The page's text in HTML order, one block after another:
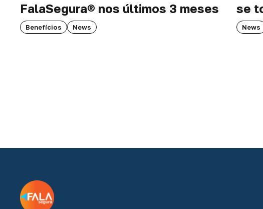
FalaSegura® nos últimos 3 meses
Benefícios News
se
News